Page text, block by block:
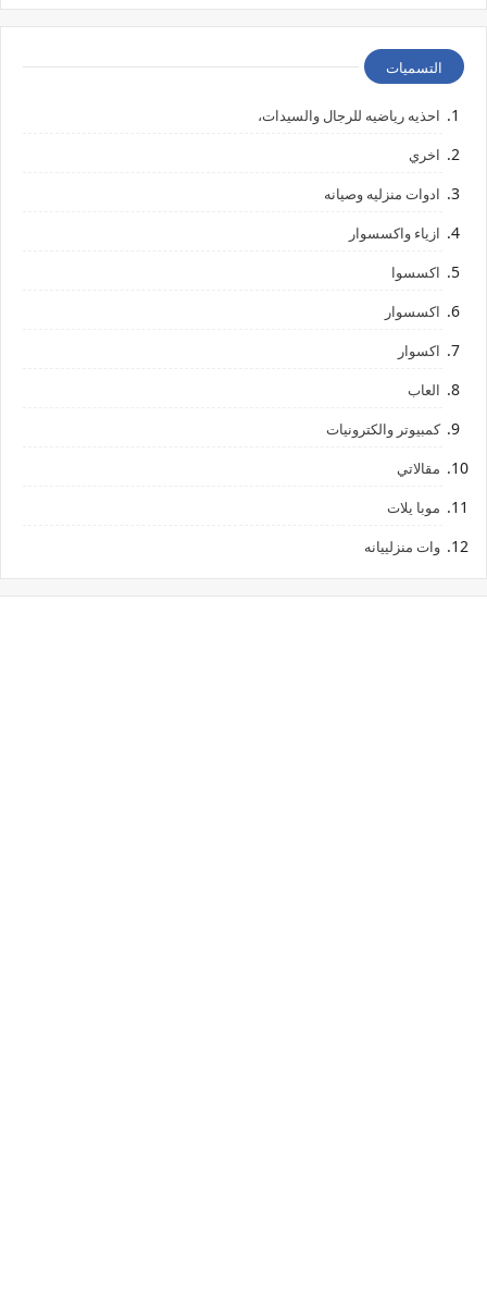
التسميات
احذيه رياضيه للرجال والسيدات،
اخري
ادوات منزليه وصيانه
ازياء واكسسوار
اكسسوا
اكسسوار
اكسوار
العاب
كمبيوتر والكترونيات
مقالاتي
موبا يلات
وات منزلييانه